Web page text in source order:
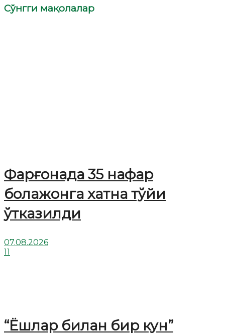
Сўнгги мақолалар
Фарғонада 35 нафар
болажонга хатна тўйи
ўтказилди
07.08.2026
11
“Ёшлар билан бир кун”